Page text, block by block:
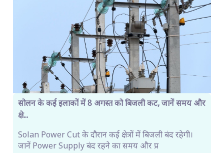
सोलन के कई इलाकों में 8 अगस्त को बिजली कट, जानें समय और
क्षे...
Solan Power Cut के दौरान कई क्षेत्रों में बिजली बंद रहेगी।
जानें Power Supply बंद रहने का समय और प्र